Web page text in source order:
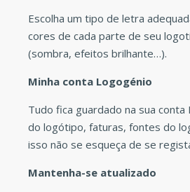
Escolha um tipo de letra
cores de cada parte de seu
(sombra, efeitos brilhante…).
Minha conta Logogénio
Tudo fica guardado na sua
do logótipo, faturas, fontes do
isso não se esqueça de se
Mantenha-se atualizado